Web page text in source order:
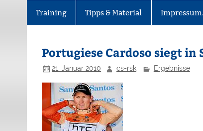
Training Tipps & Material
Portugiese Cardoso siegt
21. Januar 2010 cs-rsk Ergebnisse